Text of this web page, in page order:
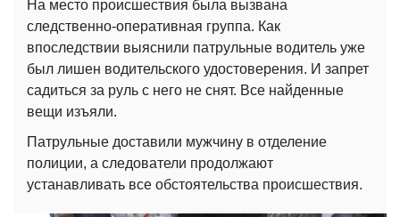
На место происшествия была вызвана
следственно-оперативная группа. Как
впоследствии выяснили патрульные водитель уже
был лишен водительского удостоверения. И запрет
садиться за руль с него не снят. Все найденные
вещи изъяли.
Патрульные доставили мужчину в отделение
полиции, а следователи продолжают
устанавливать все обстоятельства происшествия.